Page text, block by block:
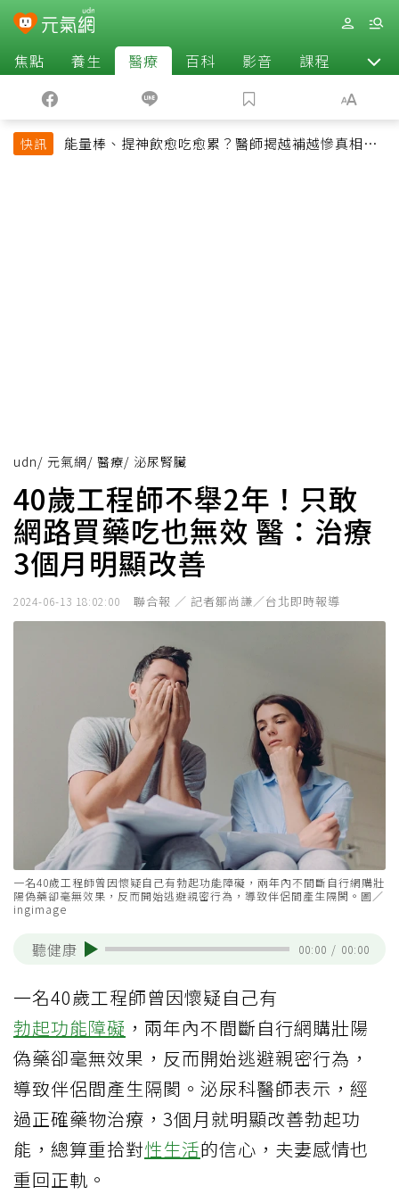
焦點 養生 醫療 百科 影音 課程 退休
快訊
能量棒、提神飲愈吃愈累？醫師揭越補越慘真相：
udn/ 元氣網/ 醫療/ 泌尿腎臟
40歲工程師不舉2年！只敢
網路買藥吃也無效 醫：治療
3個月明顯改善
2024-06-13 18:02:00 聯合報 ／ 記者鄒尚謙／台北即時報導
一名40歲工程師曾因懷疑自己有勃起功能障礙，兩年內不間斷自行網購壯
陽偽藥卻毫無效果，反而開始逃避親密行為，導致伴侶間產生隔閡。圖／
ingimage
聽健康 00:00 / 00:00
一名40歲工程師曾因懷疑自己有
勃起功能障礙 ，兩年內不間斷自行網購壯陽
偽藥卻毫無效果，反而開始逃避親密行為，
導致伴侶間產生隔閡。泌尿科醫師表示，經
過正確藥物治療，3個月就明顯改善勃起功
能，總算重拾對性生活的信心，夫妻感情也
重回正軌。